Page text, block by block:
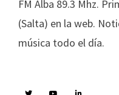
FM Alba 89.3 Mhz.
(Salta) en la web.
música todo el día.